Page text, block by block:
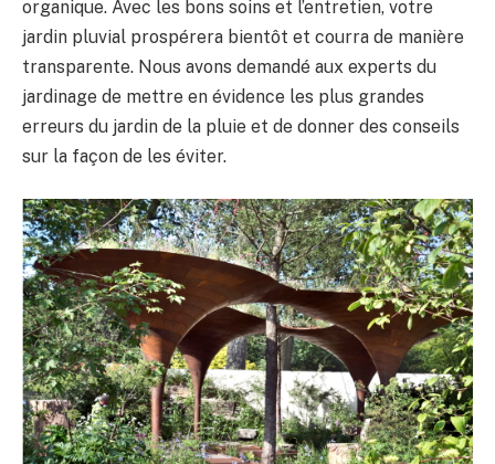
organique. Avec les bons soins et l’entretien, votre
jardin pluvial prospérera bientôt et courra de manière
transparente. Nous avons demandé aux experts du
jardinage de mettre en évidence les plus grandes
erreurs du jardin de la pluie et de donner des conseils
sur la façon de les éviter.